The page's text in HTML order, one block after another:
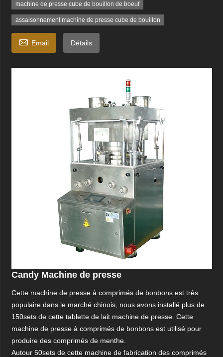
machine de presse cube de bouillon de boeuf
assaisonnement machine de presse cube de bouillon
 Email Détails
Candy Machine de presse
Cette machine de presse à comprimés de bonbons est très
populaire dans le marché chinois, nous avons installé plus de
150sets de cette tablette de lait machine de presse. Cette
machine de presse à comprimés de bonbons est utilisé pour
produire des comprimés de menthe.
Autour 50sets de cette machine de fabrication des comprimés